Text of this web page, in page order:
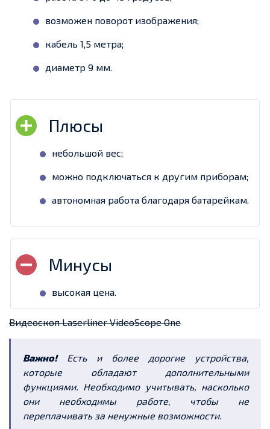
возможен поворот изображения;
кабель 1,5 метра;
диаметр 9 мм.
небольшой вес;
можно подключаться к другим приборам;
автономная работа благодаря батарейкам.
высокая цена.
Видеоскоп Laserliner VideoScope One
Важно!Есть и более дорогие устройства,
которые обладают дополнительными
функциями. Необходимо учитывать, насколько
они необходимы работе, чтобы не
переплачивать за ненужные возможности.